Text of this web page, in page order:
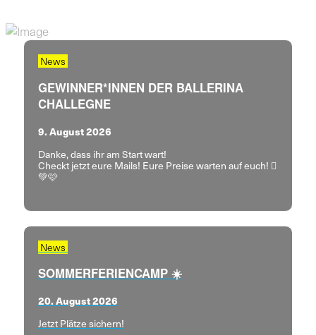
News
GEWINNER*INNEN DER BALLERINA
CHALLEGNE
9. August 2026
Danke, dass ihr am Start wart!
Checkt jetzt eure Mails! Eure Preise warten auf euch! 🪎
💚🩷
News
SOMMERFERIENCAMP ☀️
20. August 2026
Jetzt Plätze sichern!